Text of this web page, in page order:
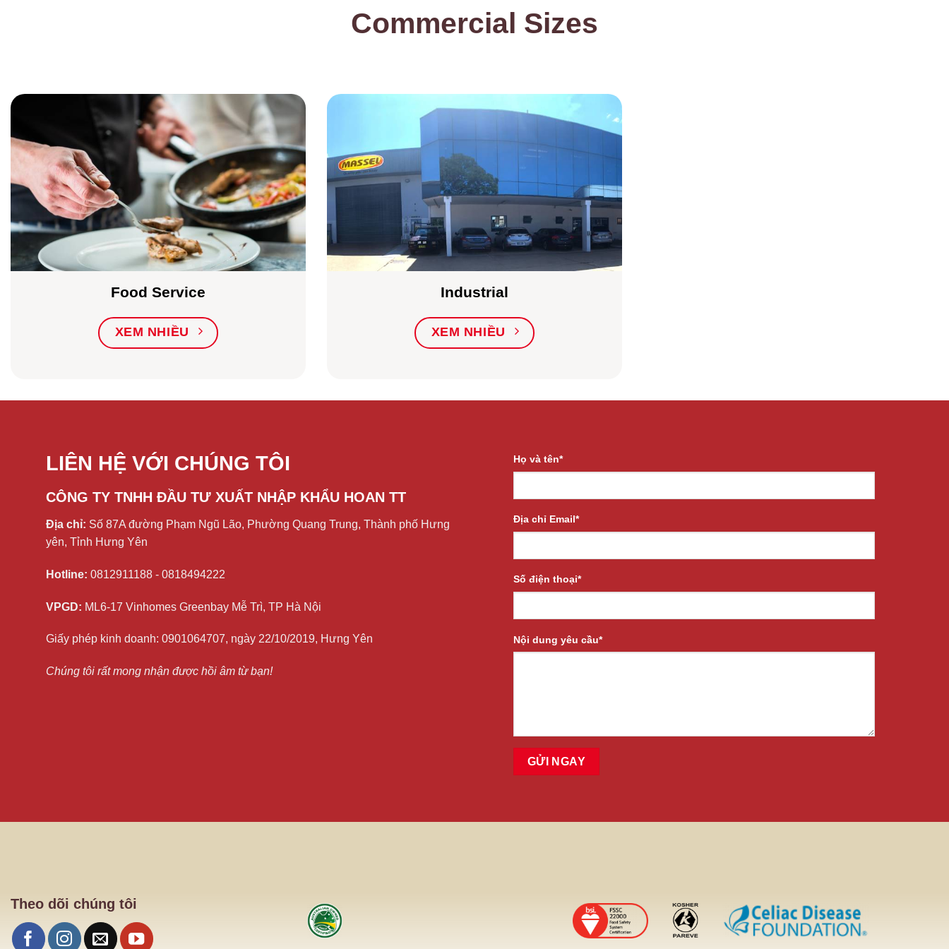
Commercial Sizes
Food Service
XEM NHIỀU
Industrial
XEM NHIỀU
LIÊN HỆ VỚI CHÚNG TÔI
CÔNG TY TNHH ĐẦU TƯ XUẤT NHẬP KHẨU HOAN TT
Địa chỉ: Số 87A đường Phạm Ngũ Lão, Phường Quang Trung, Thành phố Hưng
yên, Tỉnh Hưng Yên
Hotline: 0812911188 - 0818494222
VPGD: ML6-17 Vinhomes Greenbay Mễ Trì, TP Hà Nội
Giấy phép kinh doanh: 0901064707, ngày 22/10/2019, Hưng Yên
Chúng tôi rất mong nhận được hồi âm từ bạn!
Họ và tên*
Địa chỉ Email*
Số điện thoại*
Nội dung yêu cầu*
Theo dõi chúng tôi